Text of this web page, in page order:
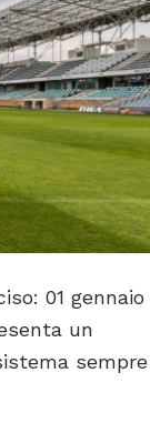
01 gennaio
un
sempre